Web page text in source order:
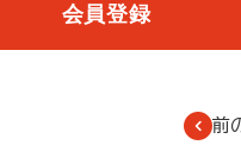
会員登録
前